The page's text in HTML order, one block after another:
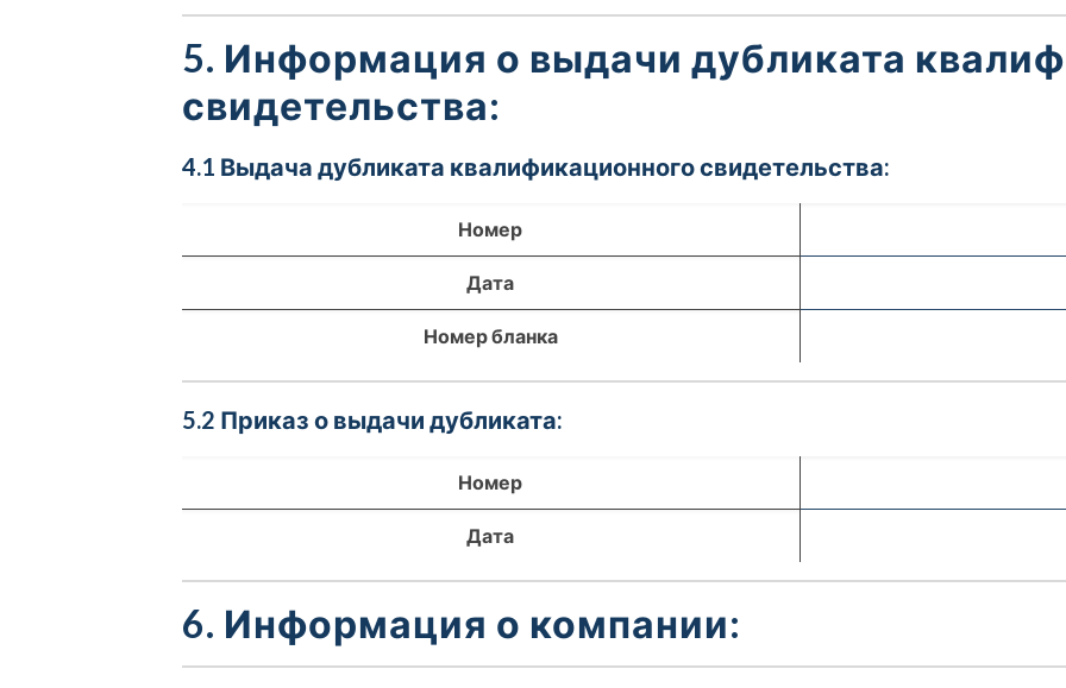
5. Информация о выдачи дубликата
свидетельства:
4.1 Выдача дубликата квалификационного свидетельства:
Номер
Дата
Номер бланка
5.2 Приказ о выдачи дубликата:
Номер
Дата
6. Информация о компании: